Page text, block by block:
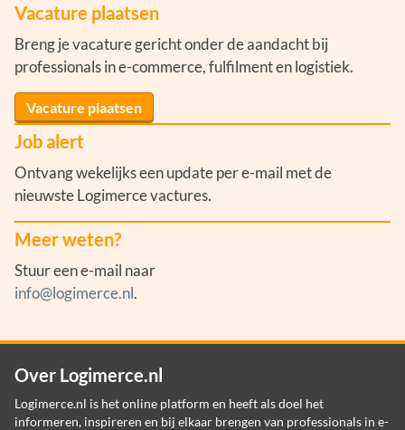
Vacature plaatsen
Breng je vacature gericht onder de aandacht bij
professionals in e-commerce, fulfilment en logistiek.
Vacature plaatsen
Job alert
Ontvang wekelijks een update per e-mail met de
nieuwste Logimerce vactures.
Meer weten?
Stuur een e-mail naar
info@logimerce.nl.
Over Logimerce.nl
Logimerce.nl is het online platform en heeft als doel het
informeren, inspireren en bij elkaar brengen van professionals in e-